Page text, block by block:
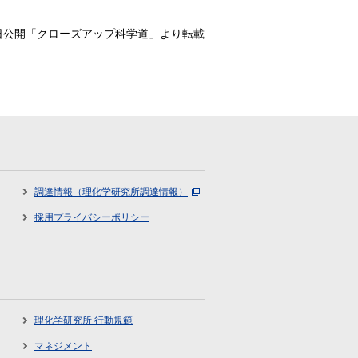
開「クローズアップ科学道」より転載
調達情報（理化学研究所調達情報）
採用プライバシーポリシー
理化学研究所 行動規範
マネジメント